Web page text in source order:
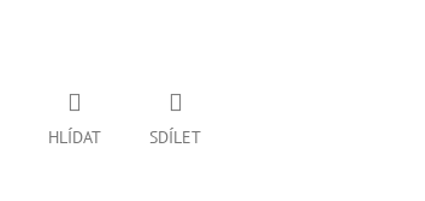
HLÍDAT SDÍLET